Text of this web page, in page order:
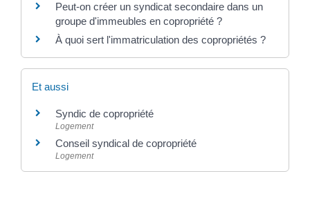
Peut-on créer un syndicat secondaire dans un
groupe d'immeubles en copropriété ?
À quoi sert l'immatriculation des copropriétés ?
Et aussi
Syndic de copropriété
Logement
Conseil syndical de copropriété
Logement